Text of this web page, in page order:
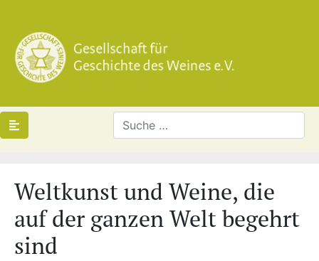
Weltkunst und Weine, die
auf der ganzen Welt begehrt
sind